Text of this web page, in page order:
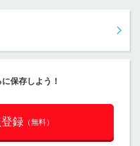
保存しよう！
録 （無料）